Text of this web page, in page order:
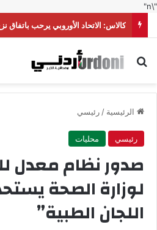
"\n"
بحث عن
الرئيسية /رئيسي
رئيسي محليات
صدور نظام معدل
لوزارة الصحة
اللجان الطبية”